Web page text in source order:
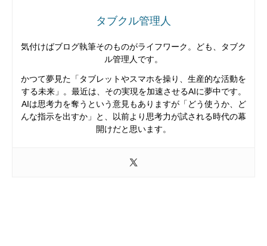
タブクル管理人
気付けばブログ執筆そのものがライフワーク。ども、タブク
ル管理人です。
かつて夢見た「タブレットやスマホを操り、生産的な活動を
する未来」。最近は、その実現を加速させるAIに夢中です。
AIは思考力を奪うという意見もありますが「どう使うか、ど
んな指示を出すか」と、以前より思考力が試される時代の幕
開けだと思います。